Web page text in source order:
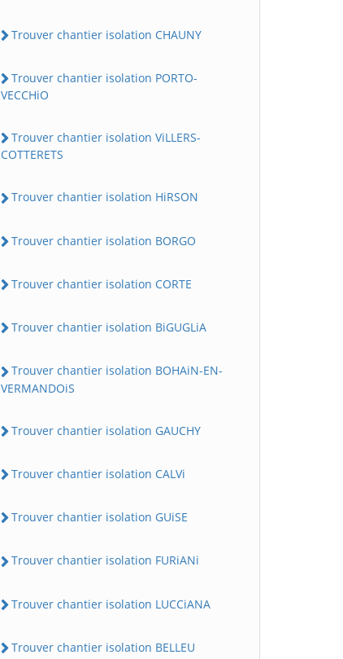
Trouver chantier isolation CHAUNY
Trouver chantier isolation PORTO-
VECCHiO
Trouver chantier isolation ViLLERS-
COTTERETS
Trouver chantier isolation HiRSON
Trouver chantier isolation BORGO
Trouver chantier isolation CORTE
Trouver chantier isolation BiGUGLiA
Trouver chantier isolation BOHAiN-EN-
VERMANDOiS
Trouver chantier isolation GAUCHY
Trouver chantier isolation CALVi
Trouver chantier isolation GUiSE
Trouver chantier isolation FURiANi
Trouver chantier isolation LUCCiANA
Trouver chantier isolation BELLEU